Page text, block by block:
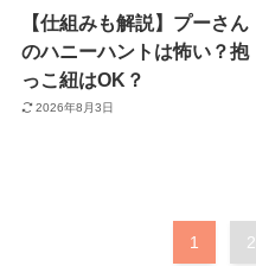
【仕組みも解説】プーさん
のハニーハントは怖い？抱
っこ紐はOK？
2026年8月3日
1 2